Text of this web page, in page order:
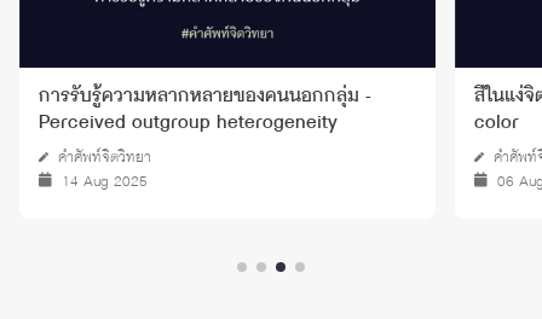
การรับรู้ความหลากหลายของคนนอกกลุ่ม -
Perceived outgroup heterogeneity
คำศัพท์จิตวิทยา
14 Aug 2025
สีในแง่
color
คำศัพท์
06